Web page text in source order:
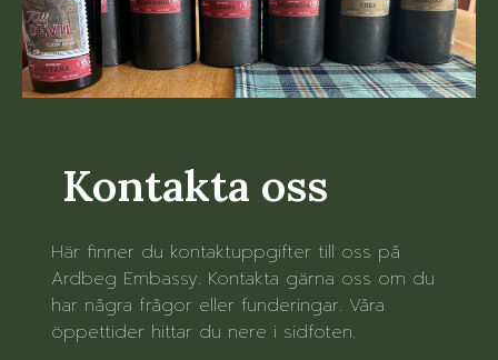
Kontakta oss
Här finner du kontaktuppgifter till oss på
Ardbeg Embassy. Kontakta gärna oss om du
har några frågor eller funderingar. Våra
öppettider hittar du nere i sidfoten.